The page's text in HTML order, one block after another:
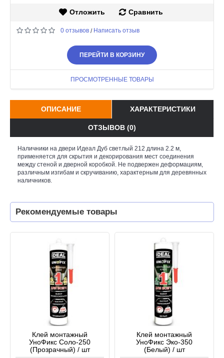
Отложить Сравнить
0 отзывов / Написать отзыв
ПЕРЕЙТИ В КОРЗИНУ
ПРОСМОТРЕННЫЕ ТОВАРЫ
ОПИСАНИЕ ХАРАКТЕРИСТИКИ
ОТЗЫВОВ (0)
Наличники на двери Идеал Дуб светлый 212 длина 2.2 м,
применяется для скрытия и декорирования мест соединения
между стеной и дверной коробкой. Не подвержен деформациям,
различным изгибам и скручиванию, характерным для деревянных
наличников.
Рекомендуемые товары
Клей монтажный
УноФикс Соло-250
(Прозрачный) / шт
Клей монтажный
УноФикс Эко-350
(Белый) / шт